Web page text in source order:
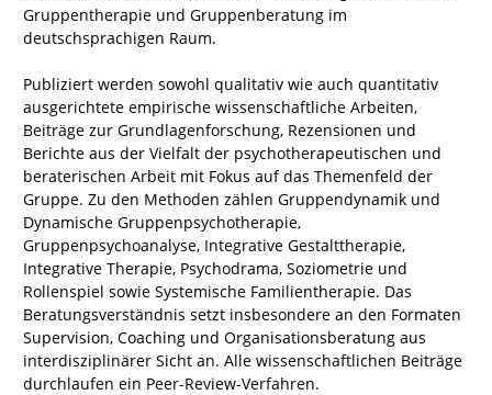
Gruppentherapie und Gruppenberatung im
deutschsprachigen Raum.
Publiziert werden sowohl qualitativ wie auch quantitativ
ausgerichtete empirische wissenschaftliche Arbeiten,
Beiträge zur Grundlagenforschung, Rezensionen und
Berichte aus der Vielfalt der psychotherapeutischen und
beraterischen Arbeit mit Fokus auf das Themenfeld der
Gruppe. Zu den Methoden zählen Gruppendynamik und
Dynamische Gruppenpsychotherapie,
Gruppenpsychoanalyse, Integrative Gestalttherapie,
Integrative Therapie, Psychodrama, Soziometrie und
Rollenspiel sowie Systemische Familientherapie. Das
Beratungsverständnis setzt insbesondere an den Formaten
Supervision, Coaching und Organisationsberatung aus
interdisziplinärer Sicht an. Alle wissenschaftlichen Beiträge
durchlaufen ein Peer-Review-Verfahren.